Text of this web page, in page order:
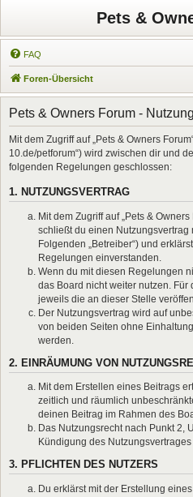
Pets &
FAQ
Foren-Übersicht
Pets & Owners Forum -
Mit dem Zugriff auf „Pets & Owners
10.de/petforum“) wird zwischen dir und
folgenden Regelungen geschlossen:
1. NUTZUNGSVERTRAG
Mit dem Zugriff auf „Pets &
schließt du einen
Folgenden „Betreiber“) und
Regelungen einverstanden.
Wenn du mit diesen Regelungen
das Board nicht weiter nutzen.
jeweils die an dieser Stelle
Der Nutzungsvertrag wird auf
von beiden Seiten ohne
werden.
2. EINRÄUMUNG VON
Mit dem Erstellen eines Beitrags
zeitlich und räumlich
deinen Beitrag im Rahmen des
Das Nutzungsrecht nach Punkt 2,
Kündigung des
3. PFLICHTEN DES NUTZERS
Du erklärst mit der Erstellung